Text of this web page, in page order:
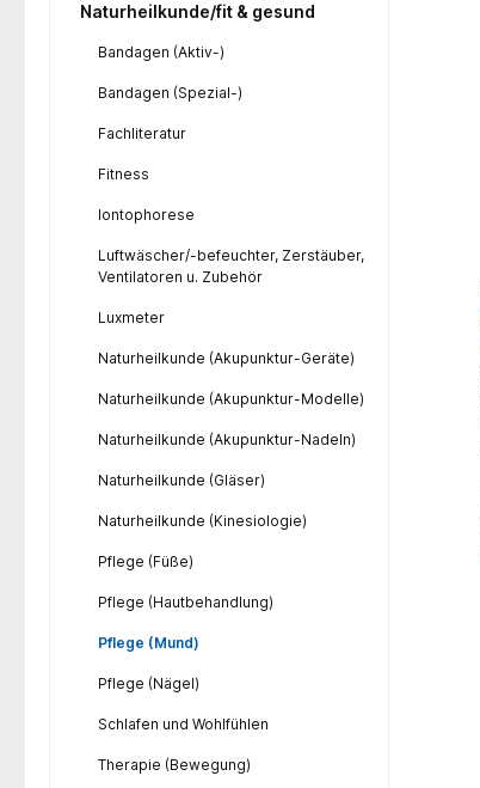
Naturheilkunde/fit & gesund
Bandagen (Aktiv-)
Bandagen (Spezial-)
Fachliteratur
Fitness
Iontophorese
Luftwäscher/-befeuchter, Zerstäuber,
Ventilatoren u. Zubehör
Luxmeter
Naturheilkunde (Akupunktur-Geräte)
Naturheilkunde (Akupunktur-Modelle)
Naturheilkunde (Akupunktur-Nadeln)
Naturheilkunde (Gläser)
Naturheilkunde (Kinesiologie)
Pflege (Füße)
Pflege (Hautbehandlung)
Pflege (Mund)
Pflege (Nägel)
Schlafen und Wohlfühlen
Therapie (Bewegung)